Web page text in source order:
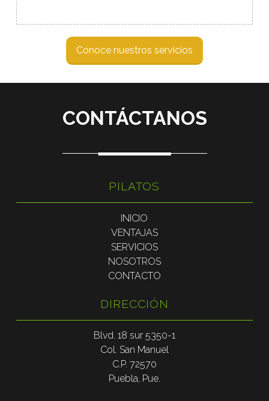
Conoce nuestros servicios
CONTÁCTANOS
PILATOS
INICIO
VENTAJAS
SERVICIOS
NOSOTROS
CONTACTO
DIRECCIÓN
Blvd. 18 sur 5350-1
Col. San Manuel
C.P. 72570
Puebla, Pue.